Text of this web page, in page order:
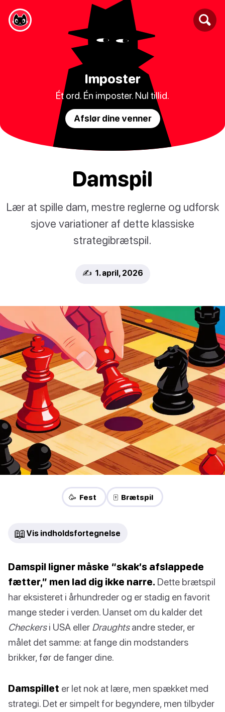
Imposter
Ét ord. Én imposter. Nul tillid.
Afslør dine venner
Damspil
Lær at spille dam, mestre reglerne og udforsk
sjove variationer af dette klassiske
strategibrætspil.
✍️ 1. april, 2026
🥳 Fest 🀄 Brætspil
📖 Vis indholdsfortegnelse
Damspil ligner måske “skak’s afslappede
fætter,” men lad dig ikke narre. Dette brætspil
har eksisteret i århundreder og er stadig en favorit
mange steder i verden. Uanset om du kalder det
Checkersi USA eller Draughtsandre steder, er
målet det samme: at fange din modstanders
brikker, før de fanger dine.
Damspillet er let nok at lære, men spækket med
strategi. Det er simpelt for begyndere, men tilbyder